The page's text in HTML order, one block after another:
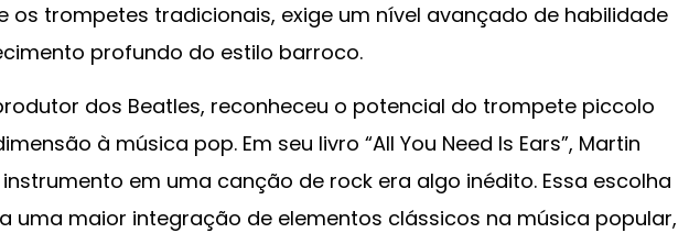
os trompetes tradicionais, exige um nível avançado de habilidade
profundo do estilo barroco.
dos Beatles, reconheceu o potencial do trompete piccolo
à música pop. Em seu livro “All You Need Is Ears”, Martin
em uma canção de rock era algo inédito. Essa escolha
uma maior integração de elementos clássicos na música popular,